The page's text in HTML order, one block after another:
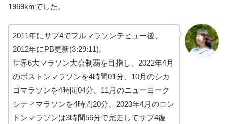
1969kmでした。
2011年にサブ4でフルマラソンデビュー後、
2012年にPB更新(3:29:11)。
世界6大マラソン大会制覇を目指し、2022年4月
のボストンマラソンを4時間01分、10月のシカ
ゴマラソンを4時間04分、11月のニューヨーク
シティマラソンを4時間20分、2023年4月のロン
ドンマラソンは3時間56分で完走してサブ4復